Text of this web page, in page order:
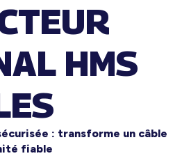
HMS
: transforme un câble
fiable